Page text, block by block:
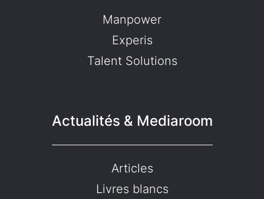
Manpower
Experis
Talent Solutions
Actualités & Mediaroom
Articles
Livres blancs